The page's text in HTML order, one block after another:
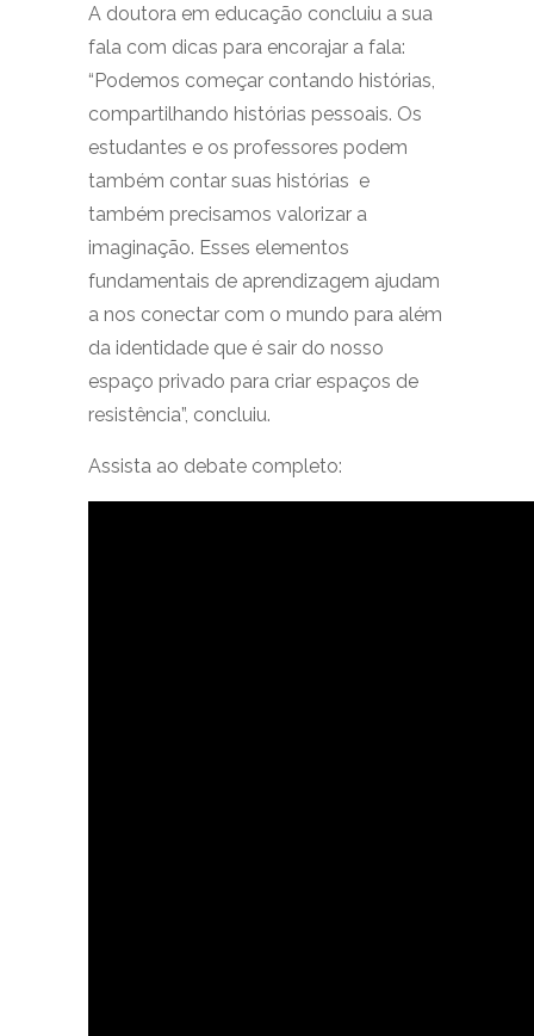
A doutora em educação concluiu a sua
fala com dicas para encorajar a fala:
“Podemos começar contando histórias,
compartilhando histórias pessoais. Os
estudantes e os professores podem
também contar suas histórias e
também precisamos valorizar a
imaginação. Esses elementos
fundamentais de aprendizagem ajudam
a nos conectar com o mundo para além
da identidade que é sair do nosso
espaço privado para criar espaços de
resistência”, concluiu.
Assista ao debate completo: